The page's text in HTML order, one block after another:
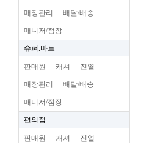
매장관리 배달/배송
매니저/점장
슈펴.마트
판매원 캐셔 진열
매장관리 배달/배송
매니저/점장
편의점
판매원 캐셔 진열